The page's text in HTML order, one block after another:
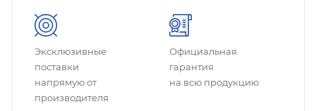
Эксклюзивные
поставки
напрямую от
производителя
Официальная
гарантия
на всю продукцию